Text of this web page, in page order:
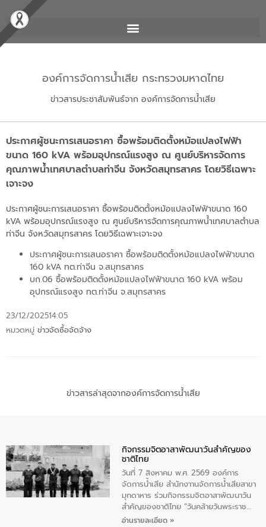
องค์การจัดการน้ำเสีย กระทรวงมหาดไทย
ข่าวสารประชาสัมพันธ์จาก องค์การจัดการน้ำเสีย
ประกาศผู้ชนะการเสนอราคา ซื้อพร้อมติดตั้งหม้อแปลงไฟฟ้า
ขนาด 160 kVA พร้อมอุปกรณ์แรงสูง ณ ศูนย์บริหารจัดการ
คุณภาพน้ำเทศบาลตำบลท่าจีน จังหวัดสมุทรสาคร โดยวิธีเฉพาะ
เจาะจง
ประกาศผู้ชนะการเสนอราคา ซื้อพร้อมติดตั้งหม้อแปลงไฟฟ้าขนาด 160
kVA พร้อมอุปกรณ์แรงสูง ณ ศูนย์บริหารจัดการคุณภาพน้ำเทศบาลตำบล
ท่าจีน จังหวัดสมุทรสาคร โดยวิธีเฉพาะเจาะจง
ประกาศผู้ชนะการเสนอราคา ซื้อพร้อมติดตั้งหม้อแปลงไฟฟ้าขนาด
160 kVA ทต.ท่าจีน จ.สมุทรสาคร
บก.06 ซื้อพร้อมติดตั้งหม้อแปลงไฟฟ้าขนาด 160 kVA พร้อม
อุปกรณ์แรงสูง ทต.ท่าจีน จ.สมุทรสาคร
23/12/202514:05
หมวดหมู่ ข่าวจัดซื้อจัดจ้าง
ข่าวสารล่าสุดจากองค์การจัดการน้ำเสีย
กิจกรรมจิตอาสาพัฒนาวันสําคัญของ
ชาติไทย
วันที่ 7 สิงหาคม พ.ศ. 2569 องค์การ
จัดการน้ำเสีย สำนักงาานจัดการน้ำเสียสาขา
มุกดาหาร ร่วมกิจกรรมจิตอาสาพัฒนาวัน
สําคัญของชาติไทย “วันคล้ายวันพระราช
สมภพ สมเด็จพระนางเจ้าสิริกิติ์พระบรม
อ่านรายละเอียด »